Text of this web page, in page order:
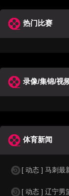
热门比赛
录像/集锦/视
体育新闻
[ 动态 ] 马刺最
[ 动态 ] 辽宁男篮